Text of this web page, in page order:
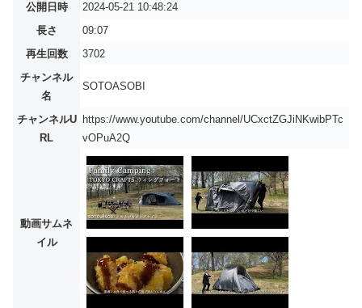
公開日時
2024-05-21 10:48:24
長さ
09:07
再生回数
3702
チャンネル
名
SOTOASOBI
チャンネルU
RL
https://www.youtube.com/channel/UCxctZGJiNKwibPTc
vOPuA2Q
動画サムネ
イル